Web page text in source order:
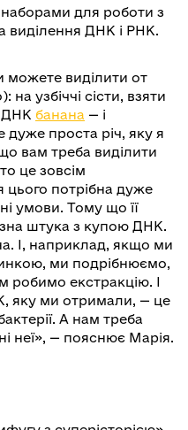
для роботи з
виділення ДНК і РНК.
виділити от
узбіччі сісти, взяти
ДНК банана — і
дуже проста річ, яку я
вам треба виділити
це зовсім
цього потрібна дуже
умови. Тому що її
штука з купою ДНК.
І, наприклад, якщо ми
ми подрібнюємо,
робимо екстракцію. І
яку ми отримали, — це
А нам треба
неї», — пояснює Марія.